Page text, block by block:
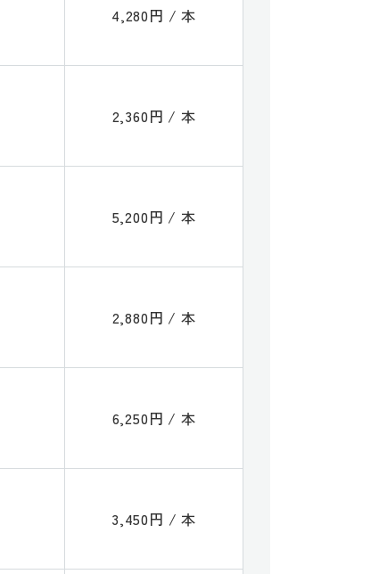
4,280円 / 本
2,360円 / 本
5,200円 / 本
2,880円 / 本
6,250円 / 本
3,450円 / 本